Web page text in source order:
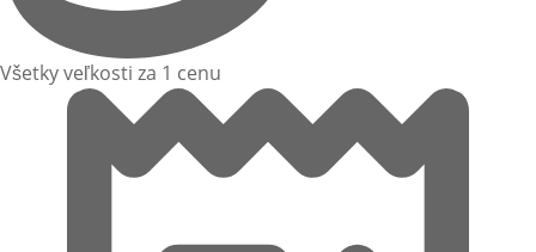
Všetky veľkosti za 1 cenu